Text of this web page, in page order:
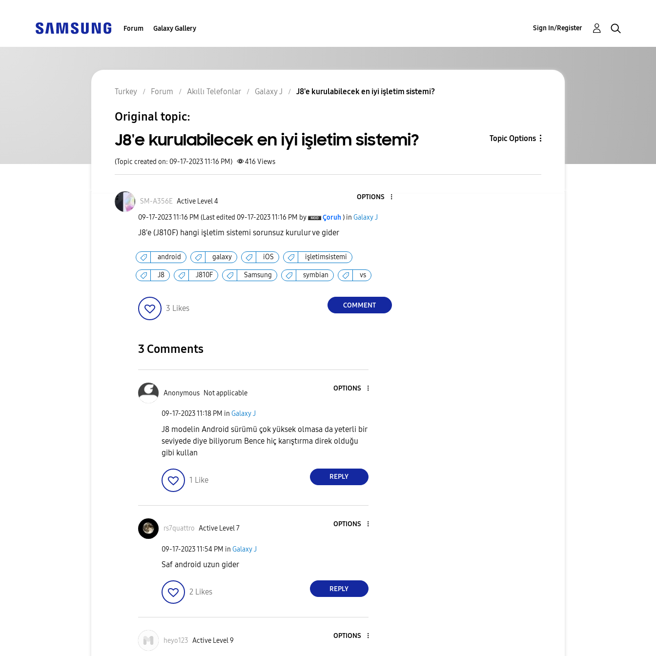
Forum Galaxy Gallery Sign In/Register
Turkey Forum Akıllı Telefonlar Galaxy J J8'e kurulabilecek en iyi işletim sistemi?
Original topic:
J8'e kurulabilecek en iyi işletim sistemi? Topic Options
(Topic created on: 09-17-2023 11:16 PM) 416 Views
SM-A356E Active Level 4
OPTIONS
‎09-17-202311:16 PM (Last edited ‎09-17-202311:16 PM by Çoruh ) in Galaxy J
J8'e (J810F) hangi işletim sistemi sorunsuz kurulur ve gider
android galaxy iOS işletimsistemi
J8 J810F Samsung symbian vs
3 Likes COMMENT
3 Comments
Anonymous Not applicable
OPTIONS
‎09-17-202311:18 PM in Galaxy J
J8 modelin Android sürümü çok yüksek olmasa da yeterli bir
seviyede diye biliyorum Bence hiç karıştırma direk olduğu
gibi kullan
1 Like REPLY
rs7quattro Active Level 7
OPTIONS
‎09-17-202311:54 PM in Galaxy J
Saf android uzun gider
2 Likes REPLY
heyo123 Active Level 9
OPTIONS